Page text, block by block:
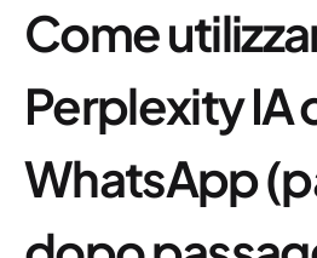
Come
Perplexity IA
WhatsApp